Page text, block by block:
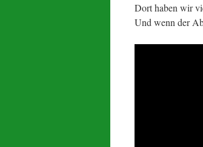
Dort haben wir
Und wenn der